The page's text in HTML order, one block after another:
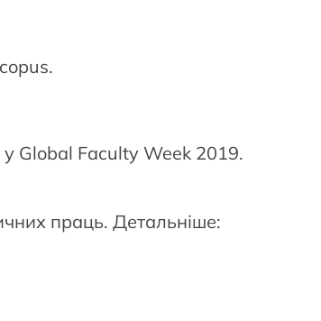
Global Faculty Week 2019.
праць. Детальніше: